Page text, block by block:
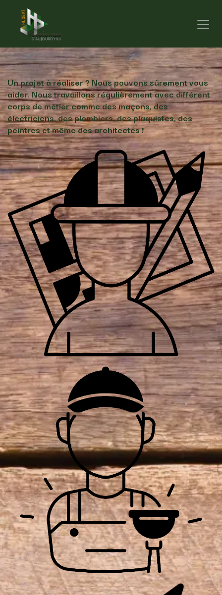
Un projet à réaliser ? Nous pouvons sûrement vous
aider. Nous travaillons régulièrement avec différent
corps de métier comme des maçons, des
électriciens, des plombiers, des plaquistes, des
peintres et même des architectes !